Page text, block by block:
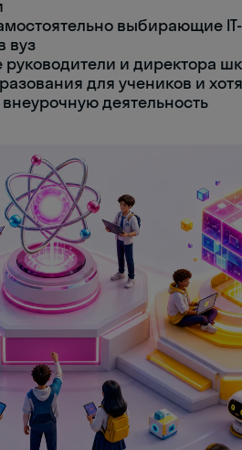
выбирающие
вуз
и директора
для учеников и
деятельность